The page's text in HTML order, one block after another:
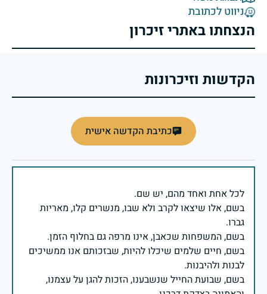
ניווט לכתובת
הנצחתו באתרי זיכרון
הקדשות וזיכרונות
כתיבת הקדשה אישית
בשם, אלו שיצאו לקרב ולא שבו, מנשרים קלו, מאריות
בשם, חיים שלמים שיכלו להיות, שבזכותם אנו ממשיכים
בשם, שבועת החייל שנשבענו, הזכות להגן על עצמנו,